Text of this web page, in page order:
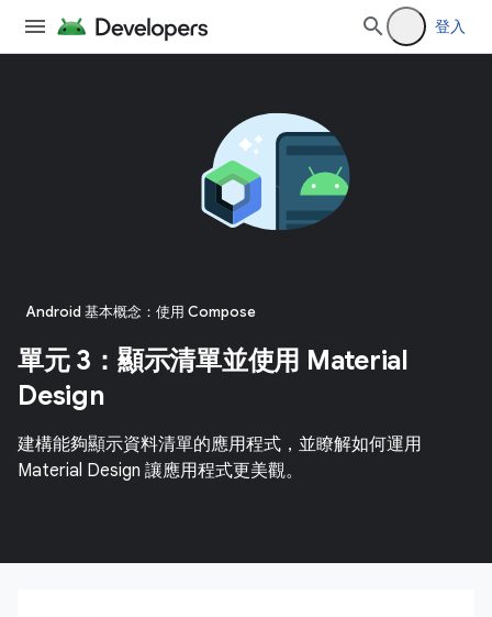
登入
Android 基本概念：使用 Compose
單元 3：顯示清單並使用 Material
Design
建構能夠顯示資料清單的應用程式，並瞭解如何運用
Material Design 讓應用程式更美觀。